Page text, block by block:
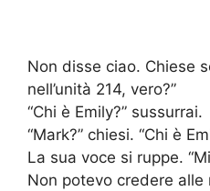
Non disse ciao. Chiese
nell’unità 214, vero?”
“Chi è Emily?” sussurrai.
“Mark?” chiesi. “Chi è
La sua voce si ruppe.
Non potevo credere alle